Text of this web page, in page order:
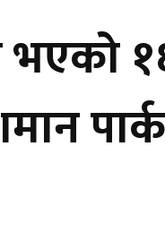
पार्क